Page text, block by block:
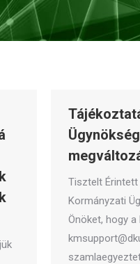
Tisztelt Érintett
Kormányzati
Önöket, hogy a